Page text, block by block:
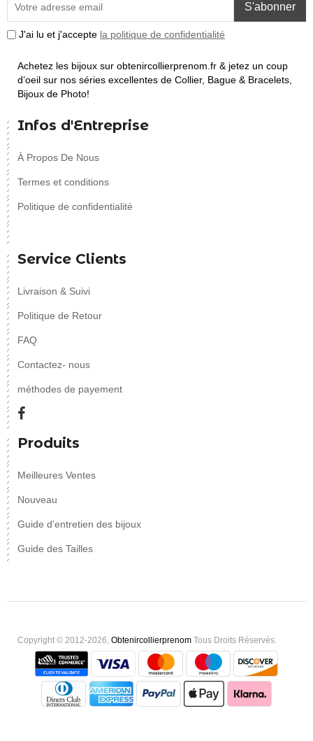
S'abonner
J'ai lu et j'accepte la politique de confidentialité
Achetez les bijoux sur obtenircollierprenom.fr & jetez un coup
d’oeil sur nos séries excellentes de Collier, Bague & Bracelets,
Bijoux de Photo!
Infos d'Entreprise
À Propos De Nous
Termes et conditions
Politique de confidentialité
Service Clients
Livraison & Suivi
Politique de Retour
FAQ
Contactez- nous
méthodes de payement
Produits
Meilleures Ventes
Nouveau
Guide d'entretien des bijoux
Guide des Tailles
Copyright © 2012-2026, Obtenircollierprenom Tous Droits Réservés.